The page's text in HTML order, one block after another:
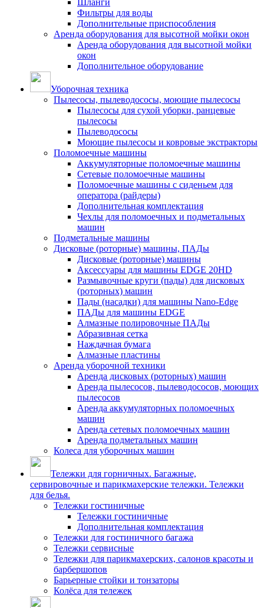
Шланги
Фильтры для воды
Дополнительные приспособления
Аренда оборудования для высотной мойки окон
Аренда оборудования для высотной мойки
окон
Дополнительное оборудование
Уборочная техника
Пылесосы, пылеводососы, моющие пылесосы
Пылесосы для сухой уборки, ранцевые
пылесосы
Пылеводососы
Моющие пылесосы и ковровые экстракторы
Поломоечные машины
Аккумуляторные поломоечные машины
Сетевые поломоечные машины
Поломоечные машины с сиденьем для
оператора (райдеры)
Дополнительная комплектация
Чехлы для поломоечных и подметальных
машин
Подметальные машины
Дисковые (роторные) машины, ПАДы
Дисковые (роторные) машины
Аксессуары для машины EDGE 20HD
Размывочные круги (пады) для дисковых
(роторных) машин
Пады (насадки) для машины Nano-Edge
ПАДы для машины EDGE
Алмазные полировочные ПАДы
Абразивная сетка
Наждачная бумага
Алмазные пластины
Аренда уборочной техники
Аренда дисковых (роторных) машин
Аренда пылесосов, пылеводососов, моющих
пылесосов
Аренда аккумуляторных поломоечных
машин
Аренда сетевых поломоечных машин
Аренда подметальных машин
Колеса для уборочных машин
Тележки для горничных. Багажные,
сервировочные и парикмахерские тележки. Тележки
для белья.
Тележки гостиничные
Тележки гостиничные
Дополнительная комплектация
Тележки для гостиничного багажа
Тележки сервисные
Тележки для парикмахерских, салонов красоты и
барбершопов
Барьерные стойки и тонзаторы
Колёса для тележек